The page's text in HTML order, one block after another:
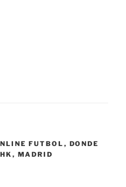
FUTBOL , DONDE
, MADRID